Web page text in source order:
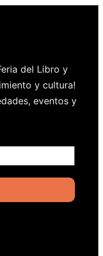
del Libro y
y cultura!
eventos y